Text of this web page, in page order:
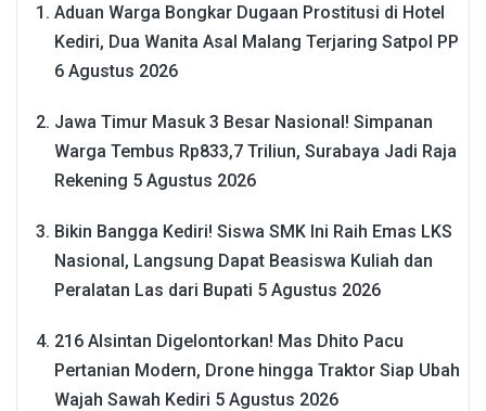
Aduan Warga Bongkar Dugaan Prostitusi di Hotel
Kediri, Dua Wanita Asal Malang Terjaring Satpol PP
6 Agustus 2026
Jawa Timur Masuk 3 Besar Nasional! Simpanan
Warga Tembus Rp833,7 Triliun, Surabaya Jadi Raja
Rekening 5 Agustus 2026
Bikin Bangga Kediri! Siswa SMK Ini Raih Emas LKS
Nasional, Langsung Dapat Beasiswa Kuliah dan
Peralatan Las dari Bupati 5 Agustus 2026
216 Alsintan Digelontorkan! Mas Dhito Pacu
Pertanian Modern, Drone hingga Traktor Siap Ubah
Wajah Sawah Kediri 5 Agustus 2026